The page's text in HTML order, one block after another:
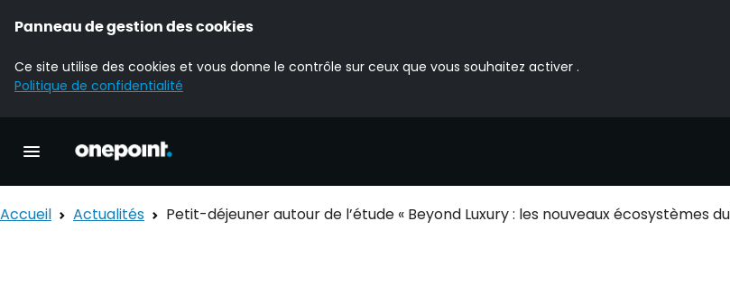
Panneau de gestion des cookies
Ce site utilise des cookies et vous donne le contrôle sur ceux que vous souhaitez activer .
Politique de confidentialité
Accueil Actualités Petit-déjeuner autour de l’étude « Beyond Luxury : les nouveaux écosystèmes